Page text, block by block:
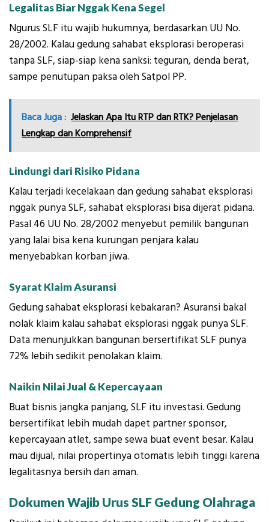
Legalitas Biar Nggak Kena Segel
Ngurus SLF itu wajib hukumnya, berdasarkan UU No.
28/2002. Kalau gedung sahabat eksplorasi beroperasi
tanpa SLF, siap-siap kena sanksi: teguran, denda berat,
sampe penutupan paksa oleh Satpol PP.
Baca Juga : Jelaskan Apa Itu RTP dan RTK? Penjelasan
Lengkap dan Komprehensif
Lindungi dari Risiko Pidana
Kalau terjadi kecelakaan dan gedung sahabat eksplorasi
nggak punya SLF, sahabat eksplorasi bisa dijerat pidana.
Pasal 46 UU No. 28/2002 menyebut pemilik bangunan
yang lalai bisa kena kurungan penjara kalau
menyebabkan korban jiwa.
Syarat Klaim Asuransi
Gedung sahabat eksplorasi kebakaran? Asuransi bakal
nolak klaim kalau sahabat eksplorasi nggak punya SLF.
Data menunjukkan bangunan bersertifikat SLF punya
72% lebih sedikit penolakan klaim.
Naikin Nilai Jual & Kepercayaan
Buat bisnis jangka panjang, SLF itu investasi. Gedung
bersertifikat lebih mudah dapet partner sponsor,
kepercayaan atlet, sampe sewa buat event besar. Kalau
mau dijual, nilai propertinya otomatis lebih tinggi karena
legalitasnya bersih dan aman.
Dokumen Wajib Urus SLF Gedung Olahraga